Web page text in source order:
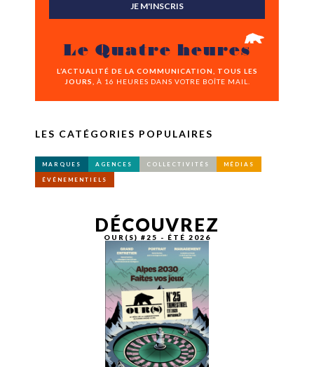
JE M'INSCRIS
Le Quatre heures
L’ACTUALITÉ DE LA COMMUNICATION, TOUS LES
JOURS,
À 16 HEURES DANS VOTRE BOÎTE MAIL.
LES CATÉGORIES POPULAIRES
MARQUES AGENCES COLLECTIVITÉS MÉDIAS
ÉVÉNEMENTIELS
DÉCOUVREZ
OUR(S) #25 - ÉTÉ 2026